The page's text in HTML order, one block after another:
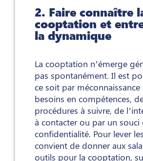
2. Faire connaître
cooptation et
la dynamique
La cooptation n’émerge
pas spontanément. Il est
ce soit par méconnaissance
besoins en compétences,
procédures à suivre, de
à contacter ou par un souci
confidentialité. Pour lever
convient de donner aux
outils pour la cooptation,